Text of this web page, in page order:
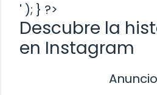
' ); } ?>
Descubre la
en Instagram